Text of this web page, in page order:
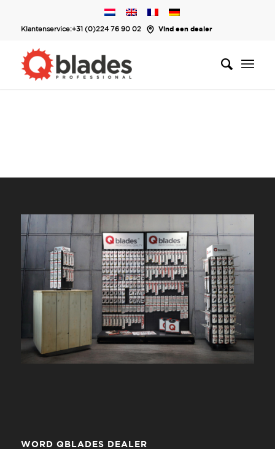
Klantenservice:+31 (0)224 76 90 02 Vind een dealer
WORD QBLADES DEALER